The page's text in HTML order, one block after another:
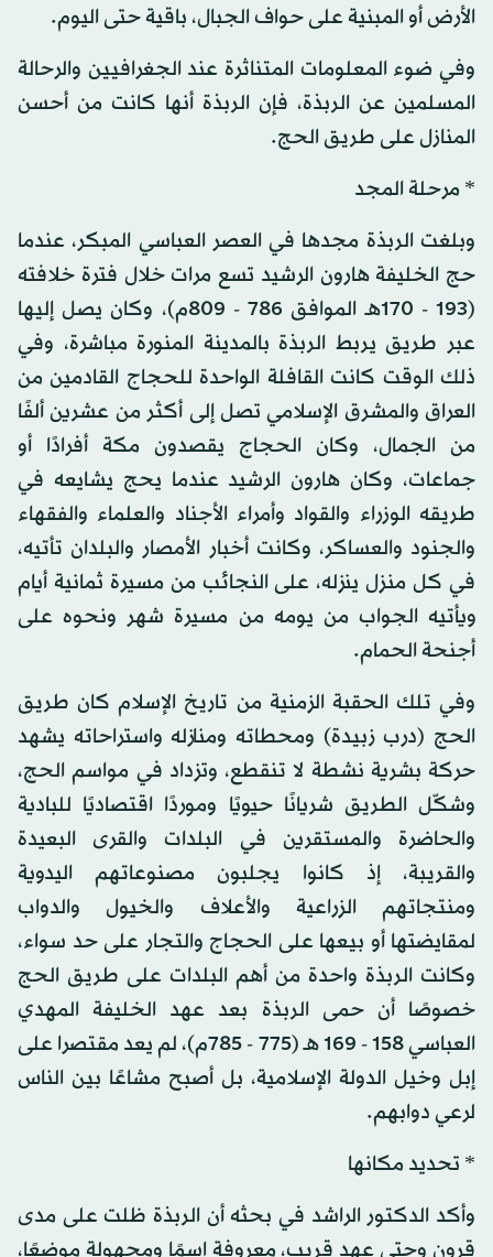
الأرض أو المبنية على حواف الجبال، باقية حتى اليوم.
وفي ضوء المعلومات المتناثرة عند الجغرافيين والرحالة
المسلمين عن الربذة، فإن الربذة أنها كانت من أحسن
المنازل على طريق الحج.
* مرحلة المجد
وبلغت الربذة مجدها في العصر العباسي المبكر، عندما
حج الخليفة هارون الرشيد تسع مرات خلال فترة خلافته
(193 - 170هـ الموافق 786 - 809م)، وكان يصل إليها
عبر طريق يربط الربذة بالمدينة المنورة مباشرة، وفي
ذلك الوقت كانت القافلة الواحدة للحجاج القادمين من
العراق والمشرق الإسلامي تصل إلى أكثر من عشرين ألفًا
من الجمال، وكان الحجاج يقصدون مكة أفرادًا أو
جماعات، وكان هارون الرشيد عندما يحج يشايعه في
طريقه الوزراء والقواد وأمراء الأجناد والعلماء والفقهاء
والجنود والعساكر، وكانت أخبار الأمصار والبلدان تأتيه،
في كل منزل ينزله، على النجائب من مسيرة ثمانية أيام
ويأتيه الجواب من يومه من مسيرة شهر ونحوه على
أجنحة الحمام.
وفي تلك الحقبة الزمنية من تاريخ الإسلام كان طريق
الحج (درب زبيدة) ومحطاته ومنازله واستراحاته يشهد
حركة بشرية نشطة لا تنقطع، وتزداد في مواسم الحج،
وشكّل الطريق شريانًا حيويًا وموردًا اقتصاديًا للبادية
والحاضرة والمستقرين في البلدات والقرى البعيدة
والقريبة، إذ كانوا يجلبون مصنوعاتهم اليدوية
ومنتجاتهم الزراعية والأعلاف والخيول والدواب
لمقايضتها أو بيعها على الحجاج والتجار على حد سواء،
وكانت الربذة واحدة من أهم البلدات على طريق الحج
خصوصًا أن حمى الربذة بعد عهد الخليفة المهدي
العباسي 158 - 169 هـ (775 - 785م)، لم يعد مقتصرا على
إبل وخيل الدولة الإسلامية، بل أصبح مشاعًا بين الناس
لرعي دوابهم.
* تحديد مكانها
وأكد الدكتور الراشد في بحثه أن الربذة ظلت على مدى
قرون وحتى عهد قريب، معروفة اسمًا ومجهولة موضعًا،